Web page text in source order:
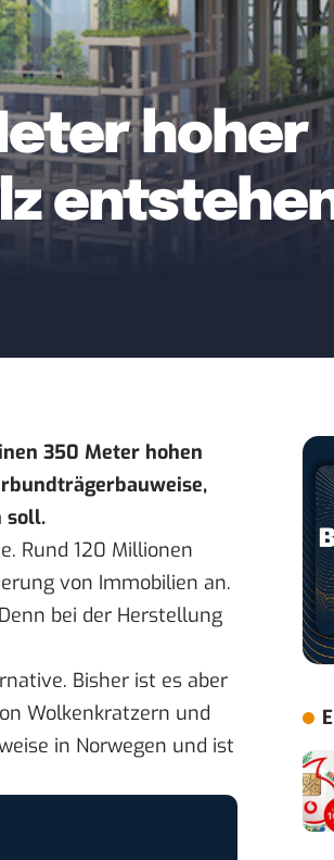
hoher
350 Meter hohen
soll.
Rund 120 Millionen
von Immobilien an.
bei der Herstellung
. Bisher ist es aber
Wolkenkratzern und
in Norwegen und ist